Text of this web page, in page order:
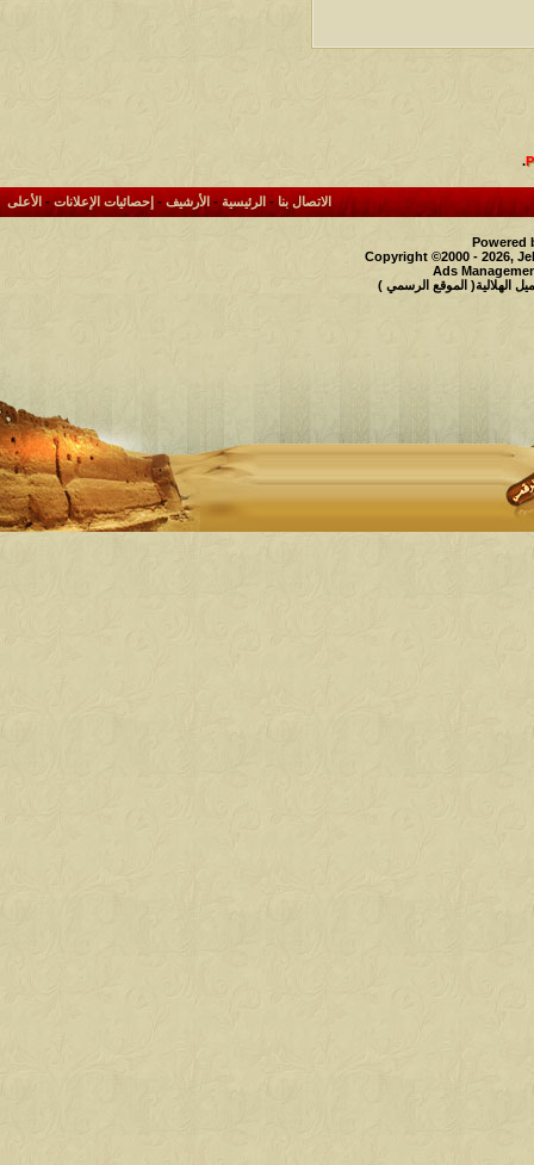
.
الاتصال بنا- الرئيسية-الأرشيف- إحصائيات الإعلانات- الأعلى
Powered
Copyright ©2000 - 2026,
Ads
الهلالية( الموقع الرسمي )